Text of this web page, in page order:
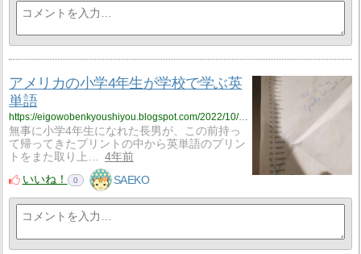
アメリカの小学4年生が学校で学ぶ英
単語
https://eigowobenkyoushiyou.blogspot.com/2022/10/4.html
無事に小学4年生になれた長男が、この前持っ
て帰ってきたプリントの中から英単語のプリン
トをまた取り上…
4年前
いいね！
0 SAEKO